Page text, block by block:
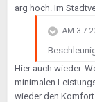
arg hoch. Im
AM
Hier auch wieder.
minimalen
wieder den Komfort